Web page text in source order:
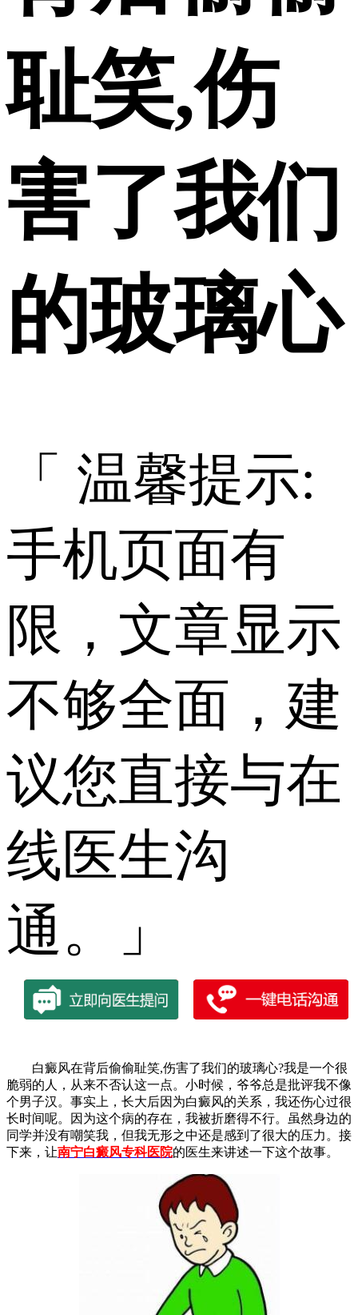
耻笑,伤
害了我们
的玻璃心
「 温馨提示:
手机页面有
限，文章显示
不够全面，建
议您直接与在
线医生沟
通。」
白癜风在背后偷偷耻笑,伤害了我们的玻璃心?我是一个很
脆弱的人，从来不否认这一点。小时候，爷爷总是批评我不像
个男子汉。事实上，长大后因为白癜风的关系，我还伤心过很
长时间呢。因为这个病的存在，我被折磨得不行。虽然身边的
同学并没有嘲笑我，但我无形之中还是感到了很大的压力。接
下来，让南宁白癜风专科医院的医生来讲述一下这个故事。